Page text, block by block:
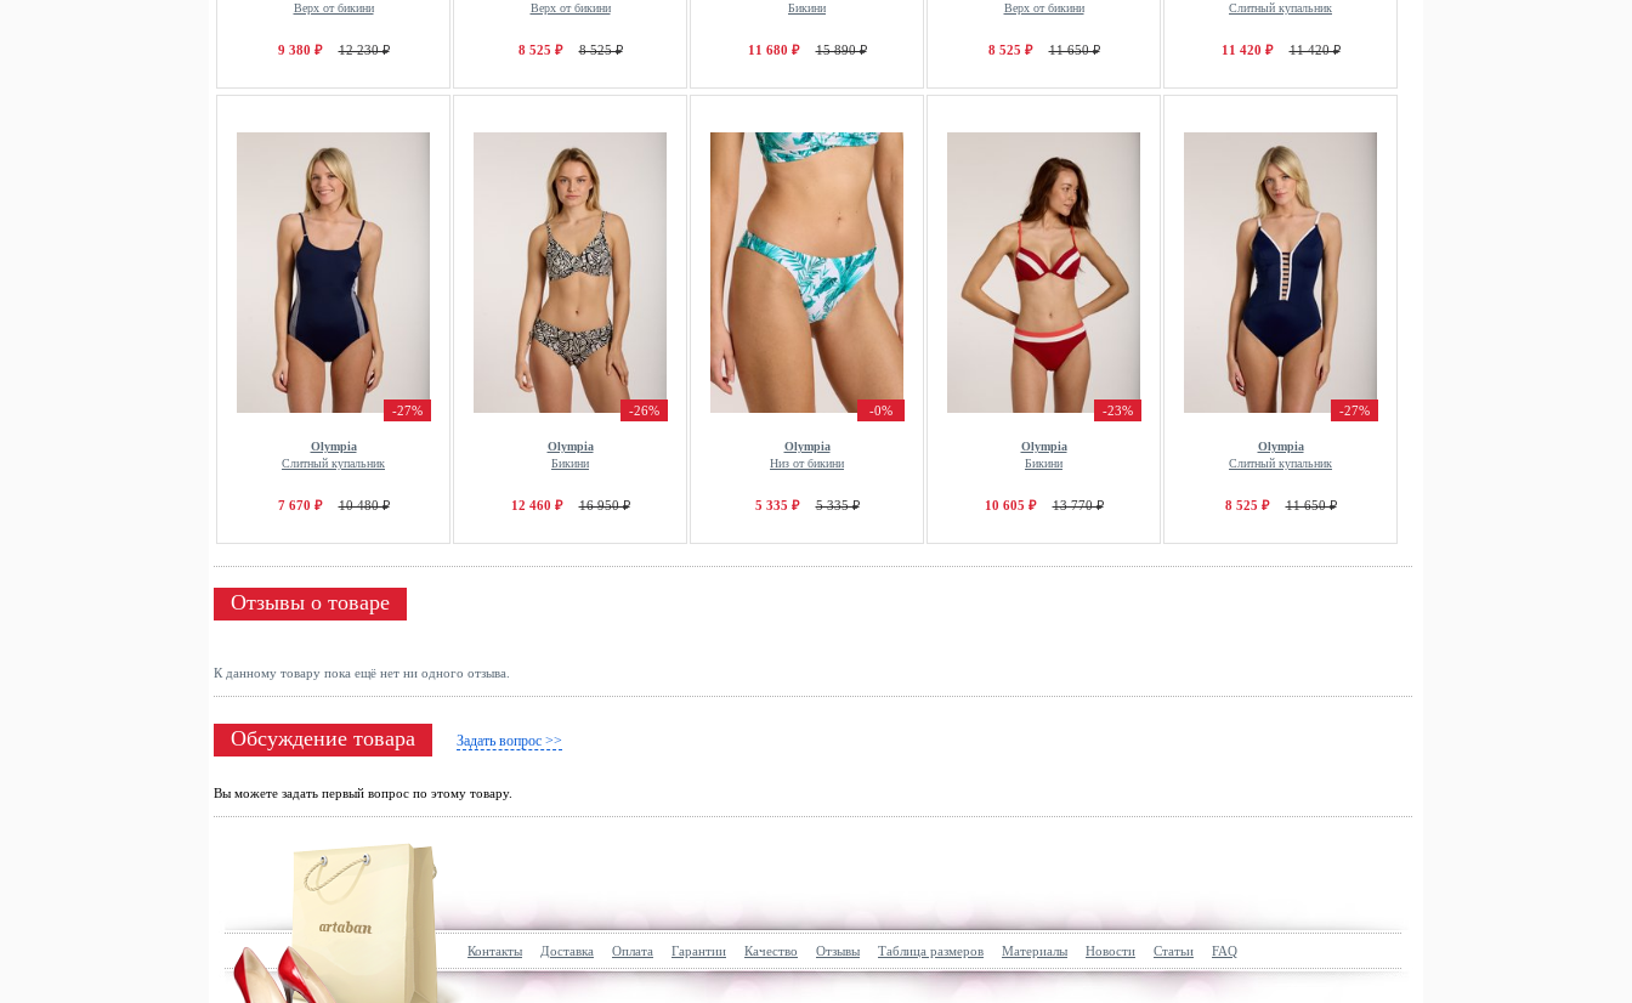
Верх от бикини
9 380 ₽ 12 230 ₽
Верх от бикини
8 525 ₽ 8 525 ₽
Бикини
11 680 ₽ 15 890 ₽
Верх от бикини
8 525 ₽ 11 650 ₽
Слитный купальник
11 420 ₽ 11 420 ₽
-27%
Olympia
Слитный купальник
7 670 ₽ 10 480 ₽
-26%
Olympia
Бикини
12 460 ₽ 16 950 ₽
-0%
Olympia
Низ от бикини
5 335 ₽ 5 335 ₽
-23%
Olympia
Бикини
10 605 ₽ 13 770 ₽
-27%
Olympia
Слитный купальник
8 525 ₽ 11 650 ₽
Отзывы о товаре
К данному товару пока ещё нет ни одного отзыва.
Обсуждение товара Задать вопрос >>
Вы можете задать первый вопрос по этому товару.
Контакты Доставка Оплата Гарантии Качество Отзывы Таблица размеров Материалы Новости Статьи FAQ